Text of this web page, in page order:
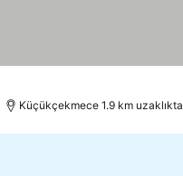
Küçükçekmece 1.9 km uzaklıkta